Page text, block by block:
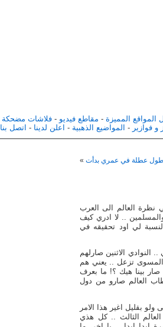
المواقع المميزة - مقاطع فيديو -فلاشات مضحكة
و فوازير - المواضيع الذهبية - اعلن لدينا - اتصل بنا
عطلة في عمري بدأت »
نظرة العالم الى العرب
.. لا ادري كيف
لي اود تحقيقه في
النوادي الاثنين صارلهم
المسوى تزعل .. يعني هم
بينا هيك ؟! ما بعرف
العالم صارو من دول
بقليل اغير هذا الامر
الثالث .. كل هذي